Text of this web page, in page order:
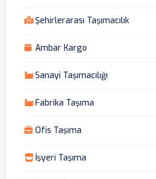
Şehirlerarası Taşımacılık
Ambar Kargo
Sanayi Taşımacılığı
Fabrika Taşıma
Ofis Taşıma
İşyeri Taşıma